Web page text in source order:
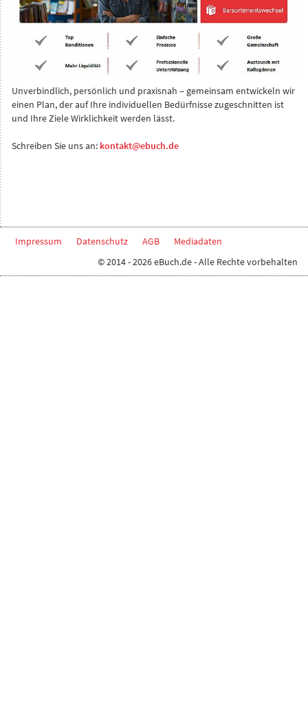
Unverbindlich, persönlich und praxisnah – gemeinsam entwickeln wir
einen Plan, der auf Ihre individuellen Bedürfnisse zugeschnitten ist
und Ihre Ziele Wirklichkeit werden lässt.
Schreiben Sie uns an: kontakt@ebuch.de
Impressum Datenschutz AGB
Mediadaten
© 2014 - 2026 eBuch.de - Alle Rechte vorbehalten